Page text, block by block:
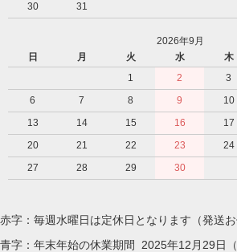
30
31
2026年9月
日
月 火 水 木
1
2 3
6
7 8 9 10
13
14 15 16 17
20
21 22 23 24
27
28 29 30
赤字：毎週水曜日は定休日となります（発送お
青字：年末年始の休業期間 2025年12月29日